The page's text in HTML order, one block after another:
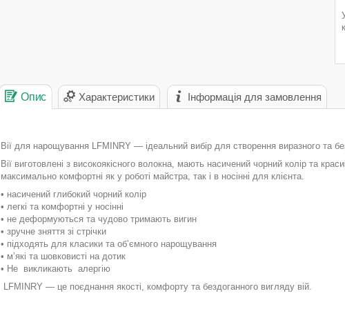
Опис Характеристики Інформація для замовлення
Вії для нарощування LFMINRY — ідеальний вибір для створення виразного та
Вії виготовлені з високоякісного волокна, мають насичений чорний колір та
максимально комфортні як у роботі майстра, так і в носінні для клієнта.
• насичений глибокий чорний колір
• легкі та комфортні у носінні
• не деформуються та чудово тримають вигин
• зручне зняття зі стрічки
• підходять для класики та об’ємного нарощування
• м’які та шовковисті на дотик
• Не викликають алергію
LFMINRY — це поєднання якості, комфорту та бездоганного вигляду вій.